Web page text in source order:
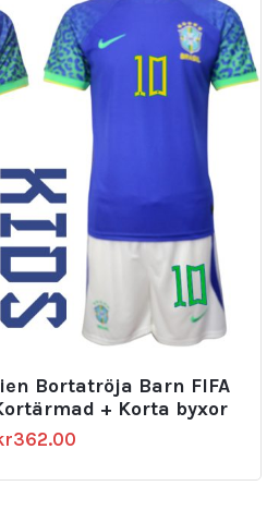
Bortatröja Barn FIFA
+ Korta byxor
362.00